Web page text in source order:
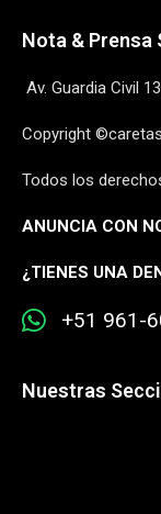
Nota & Prensa
Av. Guardia Civil
Copyright
Todos los
ANUNCIA CON
¿TIENES UNA
+51 961-
Nuestras